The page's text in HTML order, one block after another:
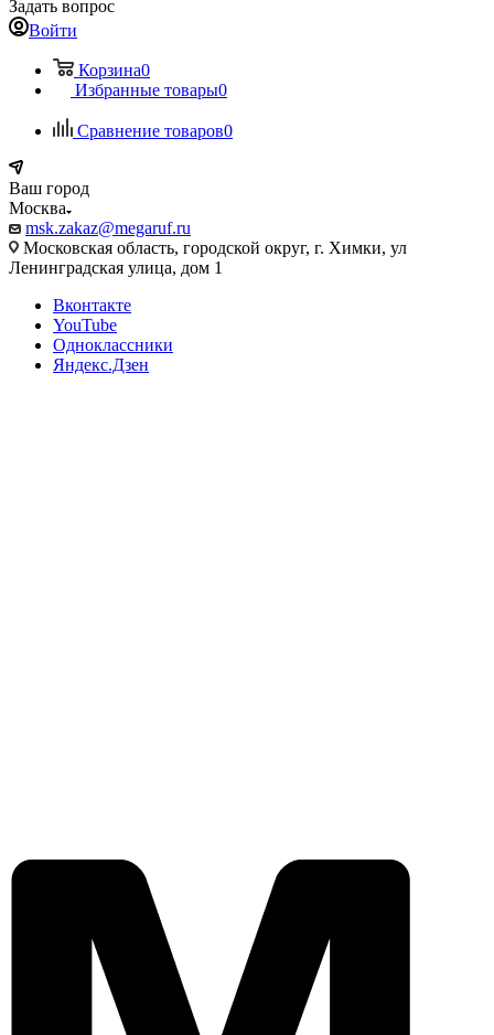
Задать вопрос
Войти
Корзина0
Избранные товары0
Сравнение товаров0
Ваш город
Москва
msk.zakaz@megaruf.ru
Московская область, городской округ, г. Химки, ул
Ленинградская улица, дом 1
Вконтакте
YouTube
Одноклассники
Яндекс.Дзен